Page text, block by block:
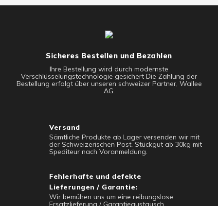
Sicheres Bestellen und Bezahlen
Ihre Bestellung wird durch modernste
Verschlüsselungstechnologie gesichert Die Zahlung der
Bestellung erfolgt über unseren schweizer Partner, Wallee
AG.
Versand
Sämtliche Produkte ab Lager versenden wir mit
der Schweizerischen Post. Stückgut ab 30kg mit
Spediteur nach Voranmeldung.
Fehlerhafte und defekte
Lieferungen / Garantie:
Wir bemühen uns um eine reibungslose
Ersatzlieferung / Garantieaustausch.